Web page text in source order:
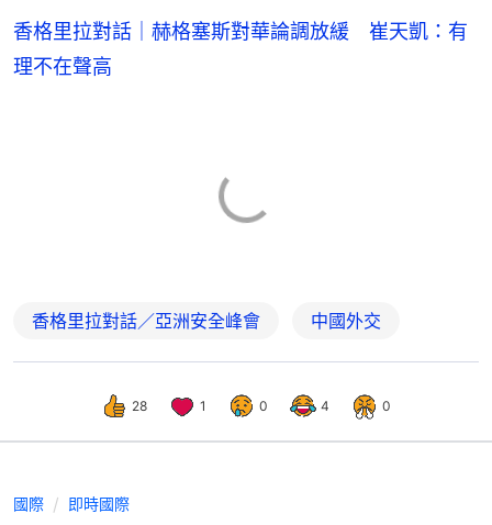
香格里拉對話｜赫格塞斯對華論調放緩 崔天凱：有
理不在聲高
香格里拉對話／亞洲安全峰會 中國外交
28 1 0 4 0
國際 即時國際